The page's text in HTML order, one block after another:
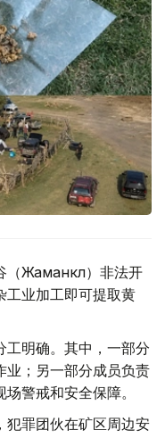
（Жаманкөл）非法开
工业加工即可提取黄
工明确。其中，一部分
业；另一部分成员负责
警戒和安全保障。
犯罪团伙在矿区周边安